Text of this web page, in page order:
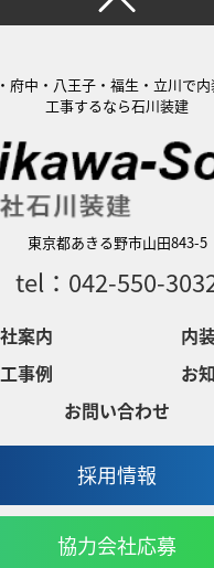
府中・八王子・福生・立川で
工事するなら石川装建
東京都あきる野市山田843-5
tel：042-550-
案内
内
事例
お
お問い合わせ
採用情報
協力会社応募